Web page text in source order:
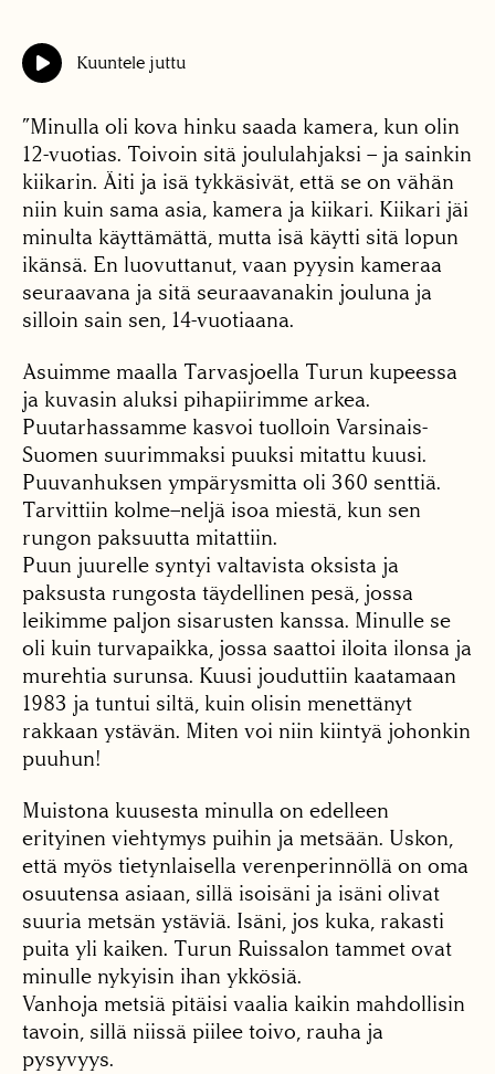
Kuuntele juttu
”Minulla oli kova hinku saada kamera, kun olin
12-vuotias. Toivoin sitä joululahjaksi – ja sainkin
kiikarin. Äiti ja isä tykkäsivät, että se on vähän
niin kuin sama asia, kamera ja kiikari. Kiikari jäi
minulta käyttämättä, mutta isä käytti sitä lopun
ikänsä. En luovuttanut, vaan pyysin kameraa
seuraavana ja sitä seuraavanakin jouluna ja
silloin sain sen, 14-vuotiaana.
Asuimme maalla Tarvasjoella Turun kupeessa
ja kuvasin aluksi pihapiirimme arkea.
Puutarhassamme kasvoi tuolloin Varsinais-
Suomen suurimmaksi puuksi mitattu kuusi.
Puuvanhuksen ympärysmitta oli 360 senttiä.
Tarvittiin kolme–neljä isoa miestä, kun sen
rungon paksuutta mitattiin.
Puun juurelle syntyi valtavista oksista ja
paksusta rungosta täydellinen pesä, jossa
leikimme paljon sisarusten kanssa. Minulle se
oli kuin turvapaikka, jossa saattoi iloita ilonsa ja
murehtia surunsa. Kuusi jouduttiin kaatamaan
1983 ja tuntui siltä, kuin olisin menettänyt
rakkaan ystävän. Miten voi niin kiintyä johonkin
puuhun!
Muistona kuusesta minulla on edelleen
erityinen viehtymys puihin ja metsään. Uskon,
että myös tietynlaisella verenperinnöllä on oma
osuutensa asiaan, sillä isoisäni ja isäni olivat
suuria metsän ystäviä. Isäni, jos kuka, rakasti
puita yli kaiken. Turun Ruissalon tammet ovat
minulle nykyisin ihan ykkösiä.
Vanhoja metsiä pitäisi vaalia kaikin mahdollisin
tavoin, sillä niissä piilee toivo, rauha ja
pysyvyys.